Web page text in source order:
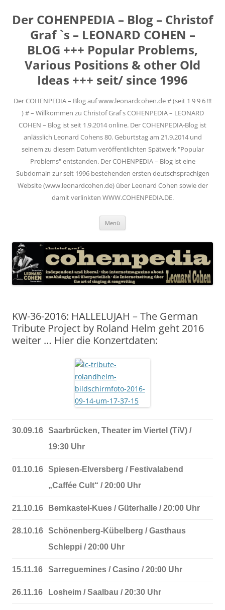
Der COHENPEDIA – Blog – Christof
Graf `s – LEONARD COHEN –
BLOG +++ Popular Problems,
Various Positions & other Old
Ideas +++ seit/ since 1996
Der COHENPEDIA – Blog auf www.leonardcohen.de # (seit 1 9 9 6 !!!
) # – Willkommen zu Christof Graf s COHENPEDIA – LEONARD
COHEN – Blog ist seit 1.9.2014 online. Der COHENPEDIA-Blog ist
anlässlich Leonard Cohens 80. Geburtstag am 21.9.2014 und
seinem zu diesem Datum veröffentlichten Spätwerk "Popular
Problems" entstanden. Der COHENPEDIA – Blog ist eine
Subdomain zur seit 1996 bestehenden ersten deutschsprachigen
Website (www.leonardcohen.de) über Leonard Cohen sowie der
damit verlinkten WWW.COHENPEDIA.DE.
Menü
KW-36-2016: HALLELUJAH – The German
Tribute Project by Roland Helm geht 2016
weiter … Hier die Konzertdaten:
30.09.16 Saarbrücken, Theater im Viertel (TiV) /
19:30 Uhr
01.10.16 Spiesen-Elversberg / Festivalabend
„Caffée Cult“ / 20:00 Uhr
21.10.16 Bernkastel-Kues / Güterhalle / 20:00 Uhr
28.10.16 Schönenberg-Kübelberg / Gasthaus
Schleppi / 20:00 Uhr
15.11.16 Sarreguemines / Casino / 20:00 Uhr
26.11.16 Losheim / Saalbau / 20:30 Uhr